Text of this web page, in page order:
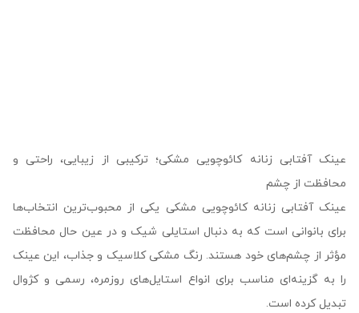
عینک آفتابی زنانه کائوچویی مشکی؛ ترکیبی از زیبایی، راحتی و
محافظت از چشم
عینک آفتابی زنانه کائوچویی مشکی یکی از محبوب‌ترین انتخاب‌ها
برای بانوانی است که به دنبال استایلی شیک و در عین حال محافظت
مؤثر از چشم‌های خود هستند. رنگ مشکی کلاسیک و جذاب، این عینک
را به گزینه‌ای مناسب برای انواع استایل‌های روزمره، رسمی و کژوال
تبدیل کرده است.